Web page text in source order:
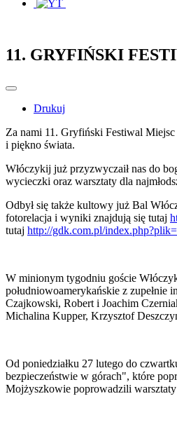
11. GRYFIŃSKI
Drukuj
Za nami 11. Gryfiński Festiwal
i piękno świata.
Włóczykij już przyzwyczaił nas do
wycieczki oraz warsztaty dla
Odbył się także kultowy już Bal
fotorelacja i wyniki znajdują się tutaj
tutaj http://gdk.com.pl/
W minionym tygodniu goście
południowoamerykańskie z
Czajkowski, Robert i Joachim
Michalina Kupper, Krzysztof
Od poniedziałku 27 lutego do
bezpieczeństwie w górach", które
Mojżyszkowie poprowadzili